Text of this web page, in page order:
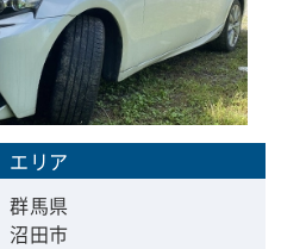
エリア
群馬県
沼田市